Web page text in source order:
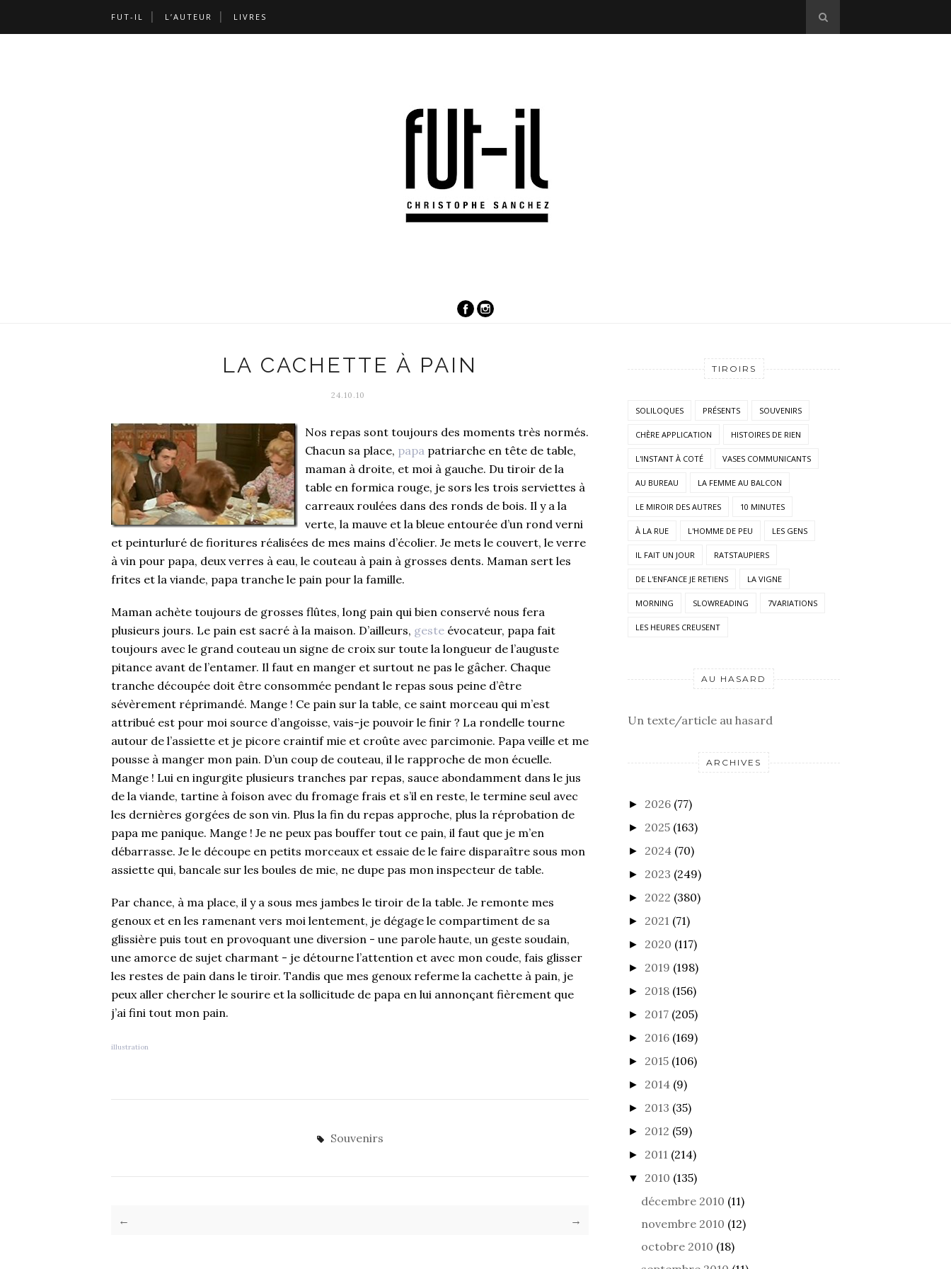
FUT-IL L’AUTEUR LIVRES
LA CACHETTE À PAIN
24.10.10
Nos repas sont toujours des moments très normés.
Chacun sa place, papa patriarche en tête de table,
maman à droite, et moi à gauche. Du tiroir de la
table en formica rouge, je sors les trois serviettes à
carreaux roulées dans des ronds de bois. Il y a la
verte, la mauve et la bleue entourée d’un rond verni
et peinturluré de fioritures réalisées de mes mains d’écolier. Je mets le couvert, le verre
à vin pour papa, deux verres à eau, le couteau à pain à grosses dents. Maman sert les
frites et la viande, papa tranche le pain pour la famille.
Maman achète toujours de grosses flûtes, long pain qui bien conservé nous fera
plusieurs jours. Le pain est sacré à la maison. D’ailleurs, geste évocateur, papa fait
toujours avec le grand couteau un signe de croix sur toute la longueur de l’auguste
pitance avant de l’entamer. Il faut en manger et surtout ne pas le gâcher. Chaque
tranche découpée doit être consommée pendant le repas sous peine d’être
sévèrement réprimandé. Mange ! Ce pain sur la table, ce saint morceau qui m’est
attribué est pour moi source d’angoisse, vais-je pouvoir le finir ? La rondelle tourne
autour de l’assiette et je picore craintif mie et croûte avec parcimonie. Papa veille et me
pousse à manger mon pain. D’un coup de couteau, il le rapproche de mon écuelle.
Mange ! Lui en ingurgite plusieurs tranches par repas, sauce abondamment dans le jus
de la viande, tartine à foison avec du fromage frais et s’il en reste, le termine seul avec
les dernières gorgées de son vin. Plus la fin du repas approche, plus la réprobation de
papa me panique. Mange ! Je ne peux pas bouffer tout ce pain, il faut que je m’en
débarrasse. Je le découpe en petits morceaux et essaie de le faire disparaître sous mon
assiette qui, bancale sur les boules de mie, ne dupe pas mon inspecteur de table.
Par chance, à ma place, il y a sous mes jambes le tiroir de la table. Je remonte mes
genoux et en les ramenant vers moi lentement, je dégage le compartiment de sa
glissière puis tout en provoquant une diversion - une parole haute, un geste soudain,
une amorce de sujet charmant - je détourne l’attention et avec mon coude, fais glisser
les restes de pain dans le tiroir. Tandis que mes genoux referme la cachette à pain, je
peux aller chercher le sourire et la sollicitude de papa en lui annonçant fièrement que
j’ai fini tout mon pain.
illustration
Souvenirs
← →
TIROIRS
SOLILOQUES PRÉSENTS SOUVENIRS
CHÈRE APPLICATION HISTOIRES DE RIEN
L'INSTANT À COTÉ VASES COMMUNICANTS
AU BUREAU LA FEMME AU BALCON
LE MIROIR DES AUTRES 10 MINUTES
À LA RUE L'HOMME DE PEU LES GENS
IL FAIT UN JOUR RATSTAUPIERS
DE L'ENFANCE JE RETIENS LA VIGNE
MORNING SLOWREADING 7VARIATIONS
LES HEURES CREUSENT
AU HASARD
Un texte/article au hasard
ARCHIVES
► 2026 (77)
► 2025 (163)
► 2024 (70)
► 2023 (249)
► 2022 (380)
► 2021 (71)
► 2020 (117)
► 2019 (198)
► 2018 (156)
► 2017 (205)
► 2016 (169)
► 2015 (106)
► 2014 (9)
► 2013 (35)
► 2012 (59)
► 2011 (214)
▼ 2010 (135)
décembre 2010 (11)
novembre 2010 (12)
octobre 2010 (18)